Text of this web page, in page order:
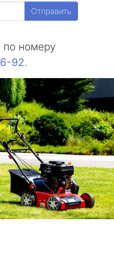
Отправить
по номеру
92.